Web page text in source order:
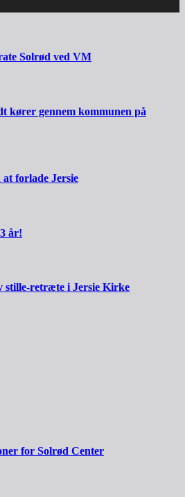
Solrød ved VM
kører gennem kommunen på
forlade Jersie
år!
stille-retræte i Jersie Kirke
for Solrød Center